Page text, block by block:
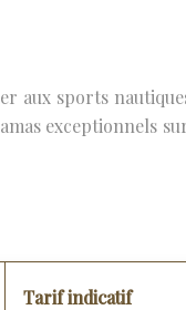
aux sports
exceptionnels
Tarif indicatif